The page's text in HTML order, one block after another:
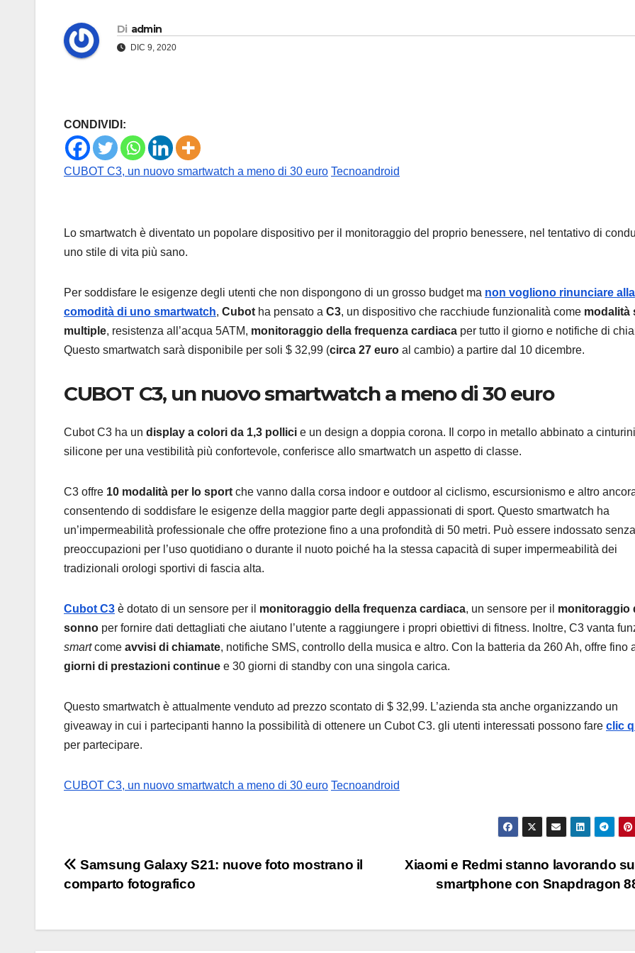
Di admin
DIC 9, 2020
CONDIVIDI:
CUBOT C3, un nuovo smartwatch a meno di 30 euro Tecnoandroid
Lo smartwatch è diventato un popolare dispositivo per il monitoraggio del proprio benessere, nel tentativo di
uno stile di vita più sano.
Per soddisfare le esigenze degli utenti che non dispongono di un grosso budget ma non vogliono rinunciare alla
comodità di uno smartwatch, Cubot ha pensato a C3, un dispositivo che racchiude funzionalità come modalità
multiple, resistenza all’acqua 5ATM, monitoraggio della frequenza cardiaca per tutto il giorno e notifiche di
Questo smartwatch sarà disponibile per soli $ 32,99 (circa 27 euro al cambio) a partire dal 10 dicembre.
CUBOT C3, un nuovo smartwatch a meno di 30 euro
Cubot C3 ha un display a colori da 1,3 pollici e un design a doppia corona. Il corpo in metallo abbinato a
silicone per una vestibilità più confortevole, conferisce allo smartwatch un aspetto di classe.
C3 offre 10 modalità per lo sport che vanno dalla corsa indoor e outdoor al ciclismo, escursionismo e altro
consentendo di soddisfare le esigenze della maggior parte degli appassionati di sport. Questo smartwatch ha
un’impermeabilità professionale che offre protezione fino a una profondità di 50 metri. Può essere indossato senza
preoccupazioni per l’uso quotidiano o durante il nuoto poiché ha la stessa capacità di super impermeabilità dei
tradizionali orologi sportivi di fascia alta.
Cubot C3 è dotato di un sensore per il monitoraggio della frequenza cardiaca, un sensore per il monitoraggio
sonno per fornire dati dettagliati che aiutano l’utente a raggiungere i propri obiettivi di fitness. Inoltre, C3 vanta
smartcome avvisi di chiamate, notifiche SMS, controllo della musica e altro. Con la batteria da 260 Ah, offre fino
giorni di prestazioni continue e 30 giorni di standby con una singola carica.
Questo smartwatch è attualmente venduto ad prezzo scontato di $ 32,99. L’azienda sta anche organizzando un
giveaway in cui i partecipanti hanno la possibilità di ottenere un Cubot C3. gli utenti interessati possono fare clic
per partecipare.
CUBOT C3, un nuovo smartwatch a meno di 30 euro Tecnoandroid
Navigazione
articoli
Xiaomi e Redmi stanno lavorando
smartphone con Snapdragon
Samsung Galaxy S21: nuove foto mostrano il
comparto fotografico
Suzuki
Torino
novità